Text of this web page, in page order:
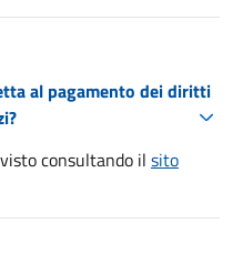
al pagamento dei diritti
consultando il sito